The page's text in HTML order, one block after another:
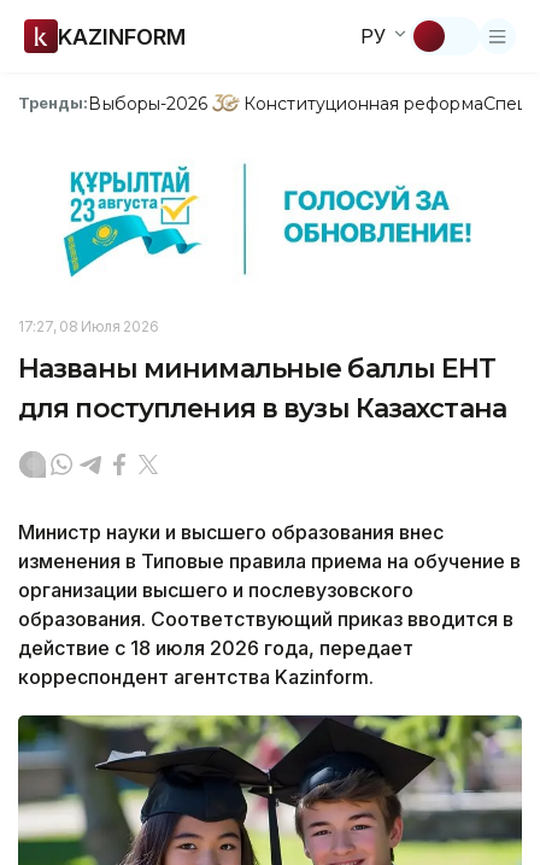
KAZINFORM РУ
Тренды:Выборы-2026 Конституционная реформа
17:27, 08 Июля 2026
Названы минимальные баллы ЕНТ
для поступления в вузы Казахстана
Министр науки и высшего образования внес
изменения в Типовые правила приема на обучение в
организации высшего и послевузовского
образования. Соответствующий приказ вводится в
действие с 18 июля 2026 года, передает
корреспондент агентства Kazinform.